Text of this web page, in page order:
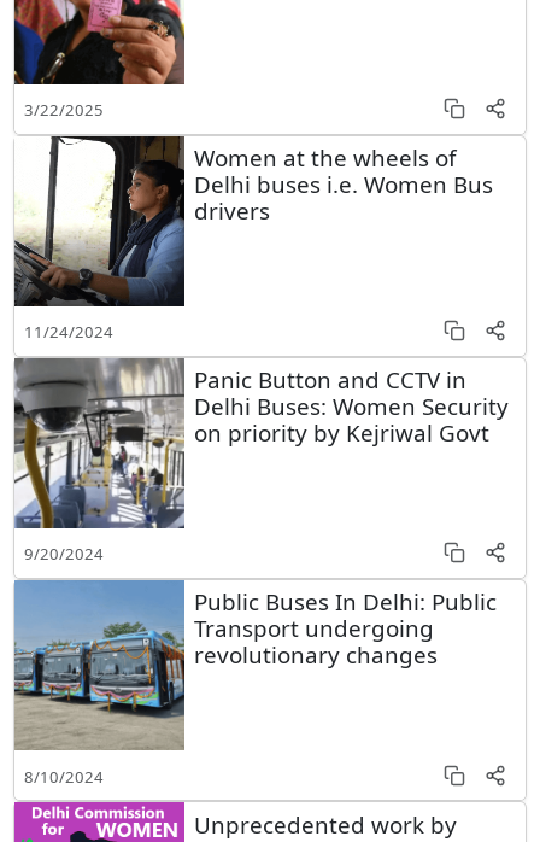
3/22/2025
Women at the wheels of
Delhi buses i.e. Women Bus
drivers
11/24/2024
Panic Button and CCTV in
Delhi Buses: Women Security
on priority by Kejriwal Govt
9/20/2024
Public Buses In Delhi: Public
Transport undergoing
revolutionary changes
8/10/2024
Unprecedented work by